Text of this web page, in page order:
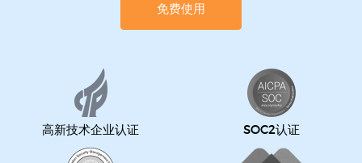
免费使用
高新技术企业认证 SOC2认证